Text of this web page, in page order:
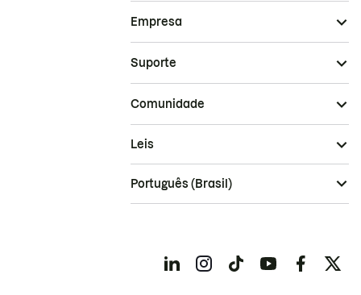
Empresa
Suporte
Comunidade
Leis
Português (Brasil)